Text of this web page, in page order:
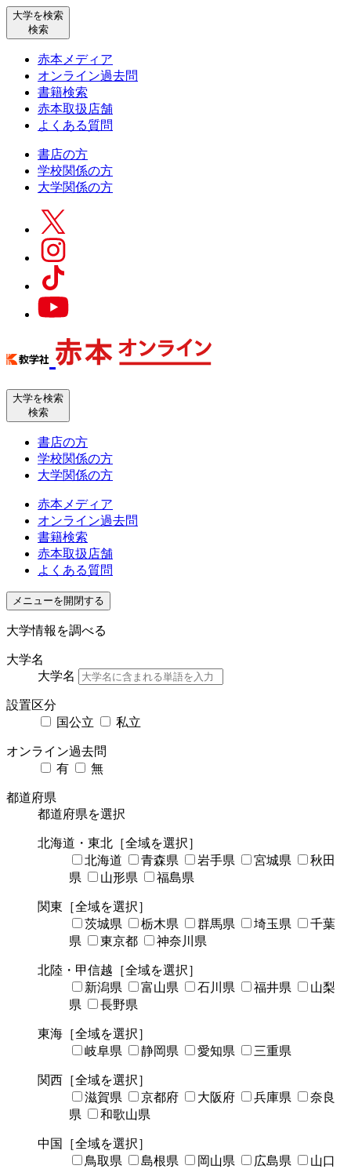
大学を検索
検索
赤本メディア
オンライン過去問
書籍検索
赤本取扱店舗
よくある質問
書店の方
学校関係の方
大学関係の方
大学を検索
検索
書店の方
学校関係の方
大学関係の方
赤本メディア
オンライン過去問
書籍検索
赤本取扱店舗
よくある質問
メニューを開閉する
大学情報を調べる
大学名
大学名
設置区分
国公立
私立
オンライン過去問
有
無
都道府県
都道府県を選択
北海道・東北 ［全域を選択］
北海道
青森県 岩手県 宮城県
秋田
県
山形県 福島県
関東 ［全域を選択］
茨城県
栃木県 群馬県 埼玉県
千葉
県
東京都 神奈川県
北陸・甲信越 ［全域を選択］
新潟県
富山県 石川県 福井県
山梨
県
長野県
東海 ［全域を選択］
岐阜県
静岡県 愛知県 三重県
関西 ［全域を選択］
滋賀県
京都府 大阪府 兵庫県
奈良
県
和歌山県
中国
［全域を選択］
鳥取県
島根県 岡山県 広島県
山口